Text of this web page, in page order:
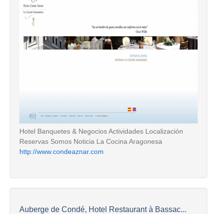
Hotel Banquetes & Negocios Actividades Localización
Reservas Somos Noticia La Cocina Aragonesa
http://www.condeaznar.com
Auberge de Condé, Hotel Restaurant à Bassac...